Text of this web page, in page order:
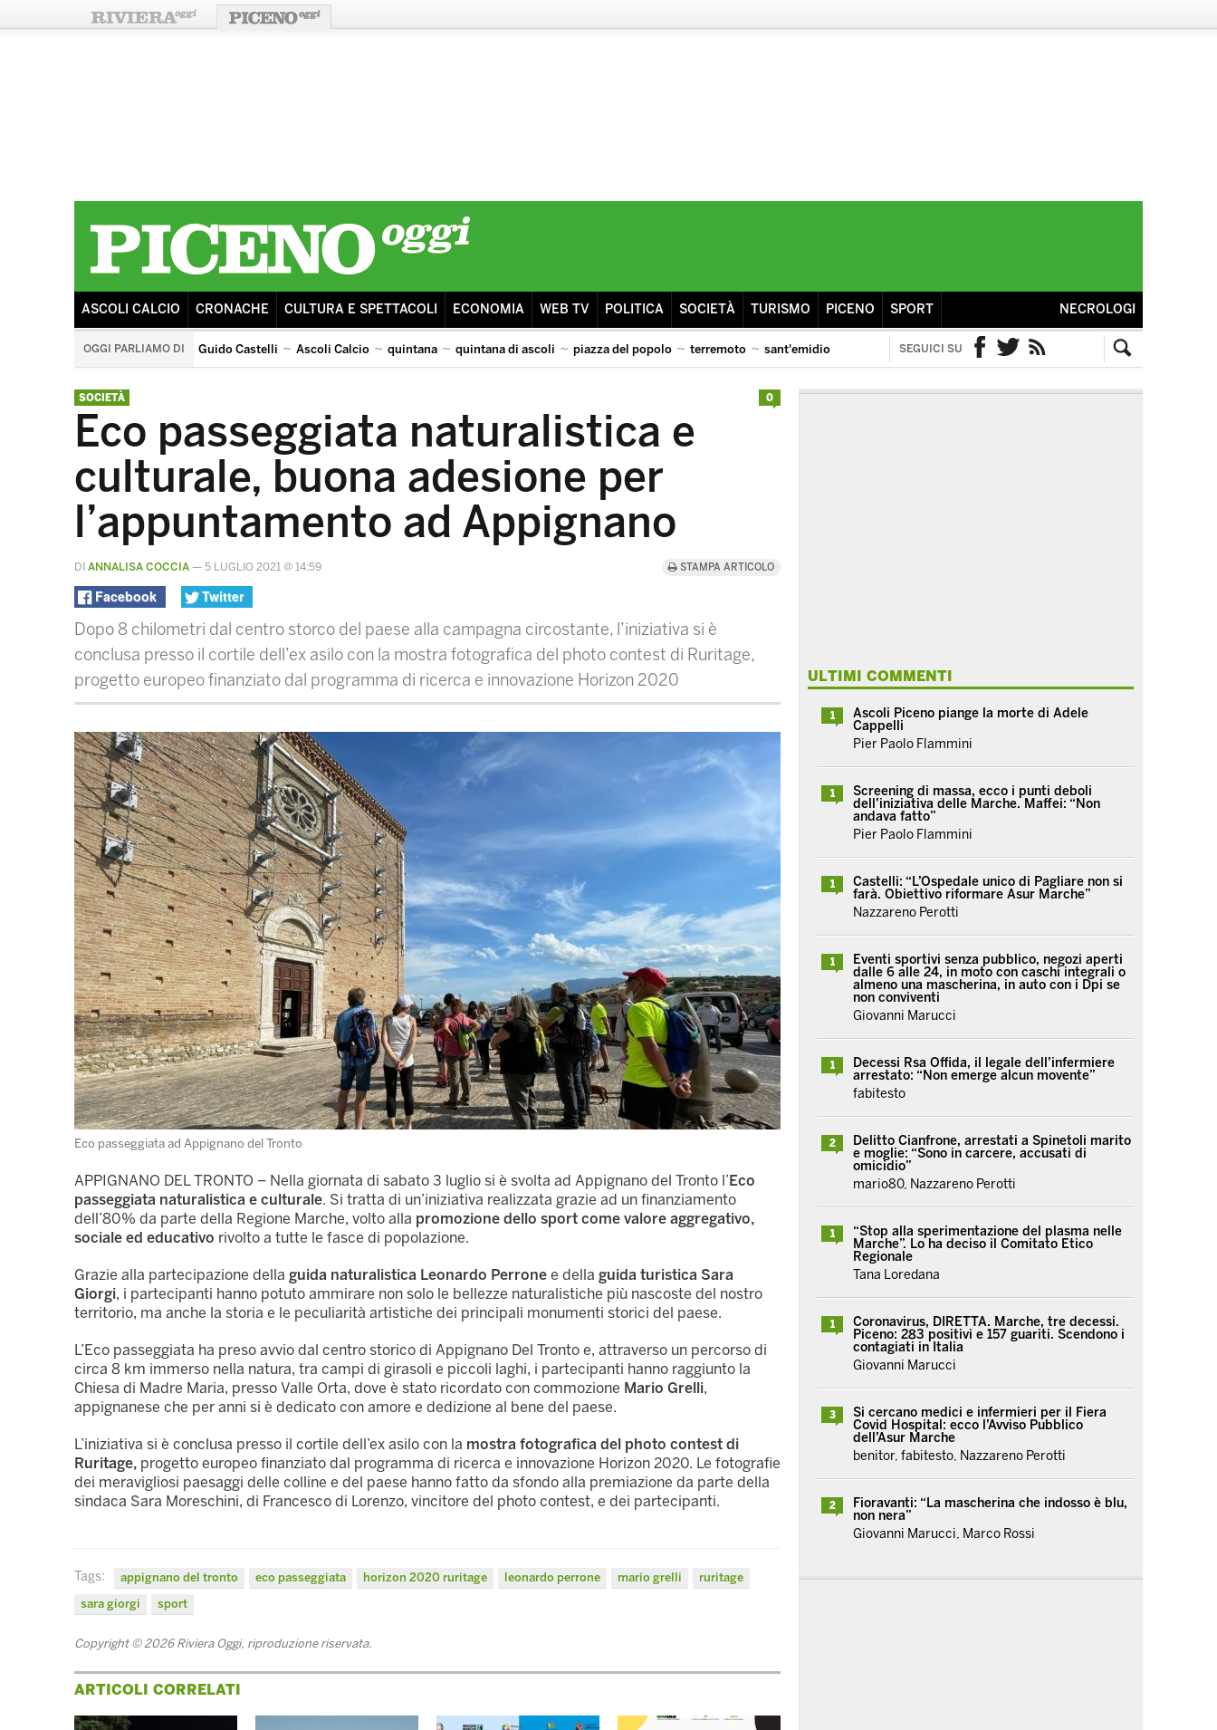
ASCOLI CALCIO CRONACHE CULTURA E SPETTACOLI ECONOMIA WEB TV POLITICA SOCIETÀ TURISMO PICENO SPORT NECROLOGI
OGGI PARLIAMO DI Guido Castelli Ascoli Calcio quintana quintana di ascoli piazza del popolo terremoto sant'emidio
castorano
SEGUICI SU
SOCIETÀ
Eco passeggiata naturalistica e
culturale, buona adesione per
l’appuntamento ad Appignano
DI ANNALISA COCCIA — 5 LUGLIO 2021 @ 14:59 STAMPA ARTICOLO
Facebook Twitter
Dopo 8 chilometri dal centro storco del paese alla campagna circostante, l’iniziativa si è
conclusa presso il cortile dell’ex asilo con la mostra fotografica del photo contest di Ruritage,
progetto europeo finanziato dal programma di ricerca e innovazione Horizon 2020
Eco passeggiata ad Appignano del Tronto
APPIGNANO DEL TRONTO – Nella giornata di sabato 3 luglio si è svolta ad Appignano del Tronto l’Eco
passeggiata naturalistica e culturale. Si tratta di un’iniziativa realizzata grazie ad un finanziamento
dell’80% da parte della Regione Marche, volto alla promozione dello sport come valore aggregativo,
sociale ed educativo rivolto a tutte le fasce di popolazione.
Grazie alla partecipazione della guida naturalistica Leonardo Perrone e della guida turistica Sara
Giorgi, i partecipanti hanno potuto ammirare non solo le bellezze naturalistiche più nascoste del nostro
territorio, ma anche la storia e le peculiarità artistiche dei principali monumenti storici del paese.
L’Eco passeggiata ha preso avvio dal centro storico di Appignano Del Tronto e, attraverso un percorso di
circa 8 km immerso nella natura, tra campi di girasoli e piccoli laghi, i partecipanti hanno raggiunto la
Chiesa di Madre Maria, presso Valle Orta, dove è stato ricordato con commozione Mario Grelli,
appignanese che per anni si è dedicato con amore e dedizione al bene del paese.
L’iniziativa si è conclusa presso il cortile dell’ex asilo con la mostra fotografica del photo contest di
Ruritage, progetto europeo finanziato dal programma di ricerca e innovazione Horizon 2020. Le fotografie
dei meravigliosi paesaggi delle colline e del paese hanno fatto da sfondo alla premiazione da parte della
sindaca Sara Moreschini, di Francesco di Lorenzo, vincitore del photo contest, e dei partecipanti.
Tags: appignano del tronto eco passeggiata horizon 2020 ruritage leonardo perrone mario grelli
ruritage
sara giorgi
sport
Copyright © 2026 Riviera Oggi, riproduzione riservata.
0
ARTICOLI CORRELATI
ULTIMI COMMENTI
1
Ascoli Piceno piange la morte di Adele
Cappelli
Pier Paolo Flammini
1
Screening di massa, ecco i punti deboli
dell’iniziativa delle Marche. Maffei: “Non
andava fatto”
Pier Paolo Flammini
1
Castelli: “L’Ospedale unico di Pagliare non si
farà. Obiettivo riformare Asur Marche”
Nazzareno Perotti
1
Eventi sportivi senza pubblico, negozi aperti
dalle 6 alle 24, in moto con caschi integrali o
almeno una mascherina, in auto con i Dpi se
non conviventi
Giovanni Marucci
1
Decessi Rsa Offida, il legale dell’infermiere
arrestato: “Non emerge alcun movente”
fabitesto
2
Delitto Cianfrone, arrestati a Spinetoli marito
e moglie: “Sono in carcere, accusati di
omicidio”
mario80, Nazzareno Perotti
1
“Stop alla sperimentazione del plasma nelle
Marche”. Lo ha deciso il Comitato Etico
Regionale
Tana Loredana
1
Coronavirus, DIRETTA. Marche, tre decessi.
Piceno: 283 positivi e 157 guariti. Scendono i
contagiati in Italia
Giovanni Marucci
3
Si cercano medici e infermieri per il Fiera
Covid Hospital: ecco l’Avviso Pubblico
dell’Asur Marche
benitor, fabitesto, Nazzareno Perotti
2
Fioravanti: “La mascherina che indosso è blu,
non nera”
Giovanni Marucci, Marco Rossi